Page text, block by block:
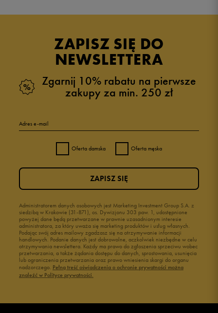
ZAPISZ SIĘ DO
NEWSLETTERA
Zgarnij 10% rabatu na pierwsze
zakupy za min. 250 zł
Adres e-mail
Oferta damska Oferta męska
Administratorem danych osobowych jest Marketing Investment Group S.A. z
siedzibą w Krakowie (31-871), os. Dywizjonu 303 paw. 1, udostępnione
powyżej dane będą przetwarzane w prawnie uzasadnionym interesie
administratora, za który uważa się marketing produktów i usług własnych.
Podając swój adres mailowy zgadzasz się na otrzymywanie informacji
handlowych. Podanie danych jest dobrowolne, aczkolwiek niezbędne w celu
otrzymywania newslettera. Każdy ma prawo do zgłoszenia sprzeciwu wobec
przetwarzania, a także żądania dostępu do danych, sprostowania, usunięcia
lub ograniczenia przetwarzania oraz prawo wniesienia skargi do organu
nadzorczego. Pełną treść oświadczenia o ochronie prywatności można
znaleźć w Polityce prywatności.
ZAPISZ SIĘ